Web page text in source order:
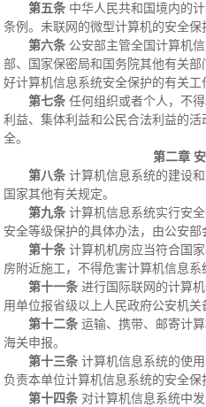
第五条 中华人民共和国境内的
条例。未联网的微型计算机的安全保
第六条 公安部主管全国计算机
部、国家保密局和国务院其他有关
好计算机信息系统安全保护的有关工
第七条 任何组织或者个人，不
利益、集体利益和公民合法利益的
全。
第二章
第八条 计算机信息系统的建设
国家其他有关规定。
第九条 计算机信息系统实行安
安全等级保护的具体办法，由公安部
第十条 计算机机房应当符合国
房附近施工，不得危害计算机信息系
第十一条 进行国际联网的计算
用单位报省级以上人民政府公安机关
第十二条 运输、携带、邮寄计
海关申报。
第十三条 计算机信息系统的使
负责本单位计算机信息系统的安全保
第十四条 对计算机信息系统中